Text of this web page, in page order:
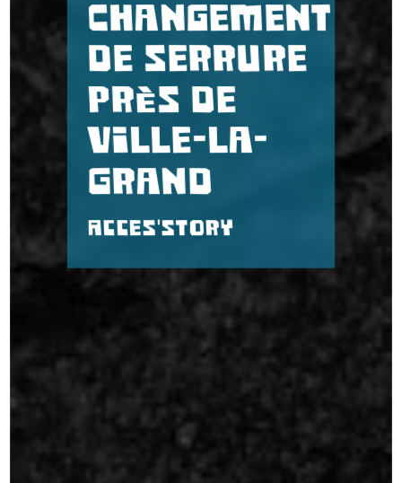
Changement
de serrure
près de
Ville-la-
Grand
Acces'story